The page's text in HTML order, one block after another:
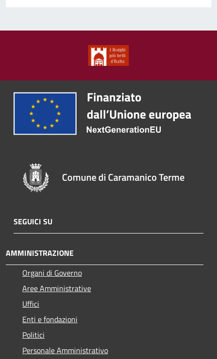
Comune di Caramanico Terme
SEGUICI SU
AMMINISTRAZIONE
Organi di Governo
Aree Amministrative
Uffici
Enti e fondazioni
Politici
Personale Amministrativo